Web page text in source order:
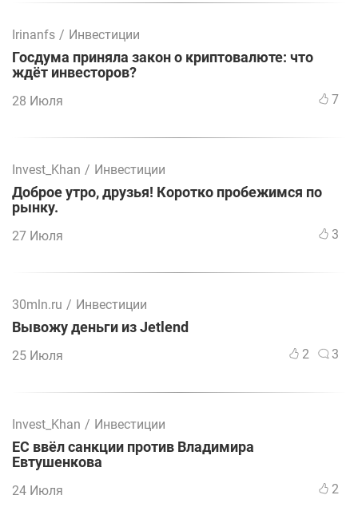
Irinanfs / Инвестиции
Госдума приняла закон о криптовалюте: что
ждёт инвесторов?
28 Июля 7
Invest_Khan / Инвестиции
Доброе утро, друзья! Коротко пробежимся по
рынку.
27 Июля 3
30mln.ru / Инвестиции
Вывожу деньги из Jetlend
25 Июля 2 3
Invest_Khan / Инвестиции
ЕС ввёл санкции против Владимира
Евтушенкова
24 Июля 2